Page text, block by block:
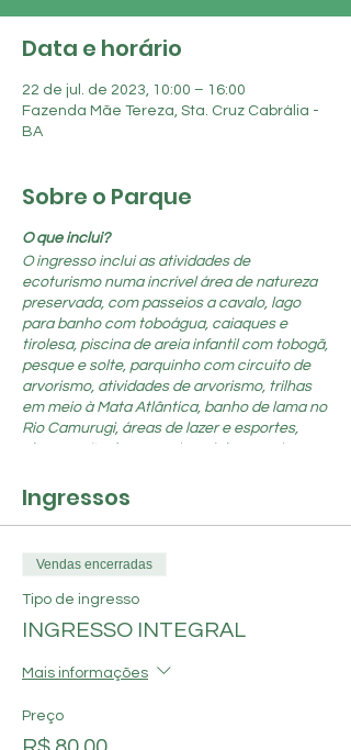
Data e horário
22 de jul. de 2023, 10:00 – 16:00
Fazenda Mãe Tereza, Sta. Cruz Cabrália -
BA
Sobre o Parque
O que inclui?
O ingresso inclui as atividades de
ecoturismo numa incrível área de natureza
preservada, com passeios a cavalo, lago
para banho com toboágua, caiaques e
tirolesa, piscina de areia infantil com tobogã,
pesque e solte, parquinho com circuito de
arvorismo, atividades de arvorismo, trilhas
em meio à Mata Atlântica, banho de lama no
Rio Camurugi, áreas de lazer e esportes,
Alimentação e bebidas são à parte
desfrutarão da “Parrillada”, o famoso
churrasco ao estilo Uruguaio servido junto à
acompanhamentos típicos da culinária
brasileira (buffet self-service no quilo).
Bebidas e petiscos à la carte.
Ingressos
Vendas encerradas
Tipo de ingresso
INGRESSO INTEGRAL
Mais informações
Preço